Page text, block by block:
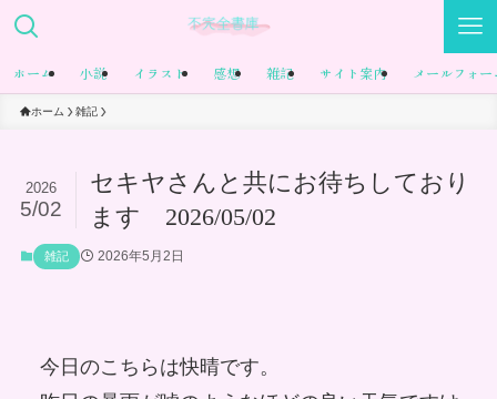
ホーム 小説 イラスト 感想 雑記 サイト案内 メールフォー
ホーム 雑記
セキヤさんと共にお待ちしており
ます 2026/05/02
2026
5/02
雑記 2026年5月2日
今日のこちらは快晴です。